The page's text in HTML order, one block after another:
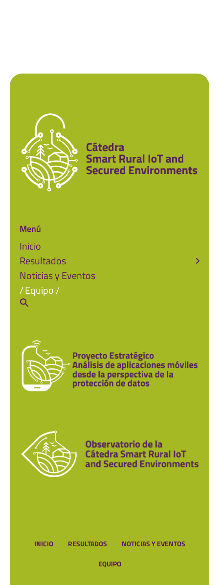
Menú
Inicio
Resultados
Noticias y Eventos
Equipo
INICIO RESULTADOS
NOTICIAS Y EVENTOS
EQUIPO